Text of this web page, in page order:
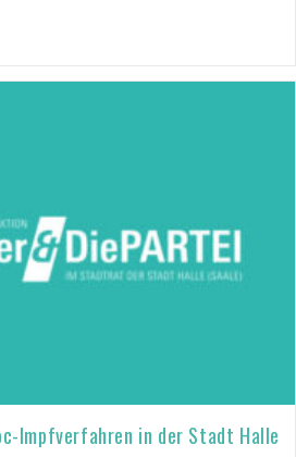
Impfverfahren in der Stadt Halle